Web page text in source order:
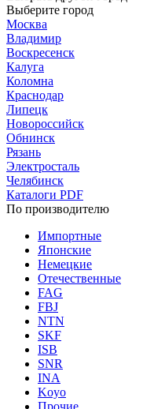
Выберите город
Москва
Владимир
Воскресенск
Калуга
Коломна
Краснодар
Липецк
Новороссийск
Обнинск
Рязань
Электросталь
Челябинск
Каталоги PDF
По производителю
Импортные
Японские
Немецкие
Отечественные
FAG
FBJ
NTN
SKF
ISB
SNR
INA
Koyo
Прочие